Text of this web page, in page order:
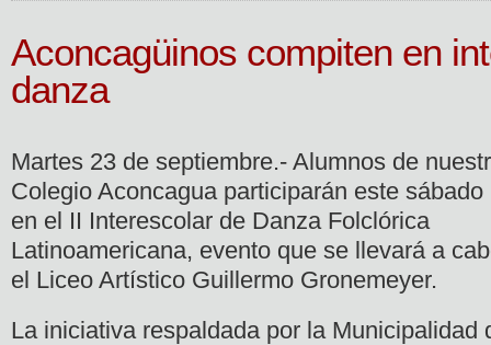
Aconcagüinos compiten en
danza
Martes 23 de septiembre.- Alumnos de
Colegio Aconcagua participarán este sábado
en el II Interescolar de Danza Folclórica
Latinoamericana, evento que se llevará a
el Liceo Artístico Guillermo Gronemeyer.
La iniciativa respaldada por la Municipalidad